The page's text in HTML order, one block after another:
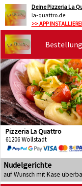
Deine Pizzeria La
la-quattro.de
>> APP
Pizzeria La Quattro
61206 Wöllstadt
Nudelgerichte
auf Wunsch mit Käse